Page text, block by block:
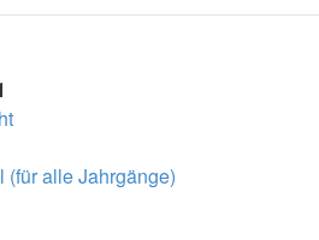
alle Jahrgänge)